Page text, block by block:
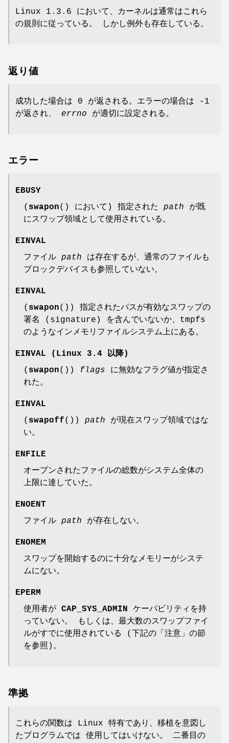
Linux 1.3.6 において、カーネルは通常はこれら
の規則に従っている。 しかし例外も存在している。
返り値
成功した場合は 0 が返される。エラーの場合は -1
が返され、 errno が適切に設定される。
エラー
EBUSY
( swapon() において) 指定された path が既
にスワップ領域として使用されている。
EINVAL
ファイル path は存在するが、通常のファイルも
ブロックデバイスも参照していない。
EINVAL
( swapon()) 指定されたパスが有効なスワップの
署名 (signature) を含んでいないか、tmpfs
のようなインメモリファイルシステム上にある。
EINVAL (Linux 3.4 以降)
( swapon()) flags に無効なフラグ値が指定さ
れた。
EINVAL
( swapoff()) path が現在スワップ領域ではな
い。
ENFILE
オープンされたファイルの総数がシステム全体の
上限に達していた。
ENOENT
ファイル path が存在しない。
ENOMEM
スワップを開始するのに十分なメモリーがシステ
ムにない。
EPERM
使用者が CAP_SYS_ADMIN ケーパビリティを持
っていない。 もしくは、最大数のスワップファイ
ルがすでに使用されている (下記の「注意」の節
を参照)。
準拠
これらの関数は Linux 特有であり、移植を意図し
たプログラムでは 使用してはいけない。 二番目の